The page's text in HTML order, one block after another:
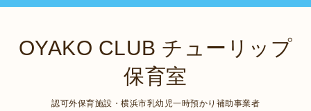
OYAKO CLUB チューリップ
保育室
認可外保育施設・横浜市乳幼児一時預かり補助事業者